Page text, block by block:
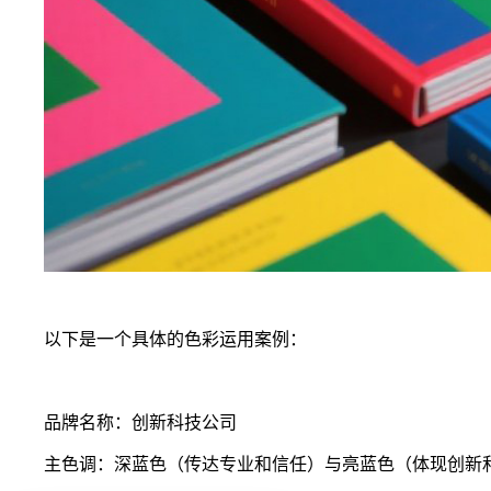
以下是一个具体的色彩运用案例：
品牌名称：创新科技公司
主色调：深蓝色（传达专业和信任）与亮蓝色（体现创新